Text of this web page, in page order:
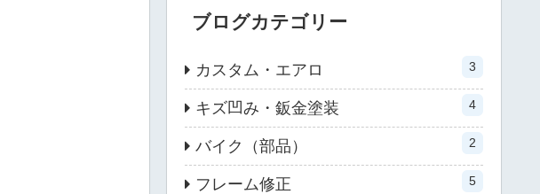
ブログカテゴリー
カスタム・エアロ 3
キズ凹み・鈑金塗装 4
バイク（部品） 2
フレーム修正 5